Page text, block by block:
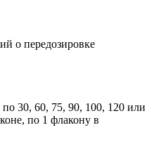
о передозировке
30, 60, 75, 90, 100, 120 или
по 1 флакону в